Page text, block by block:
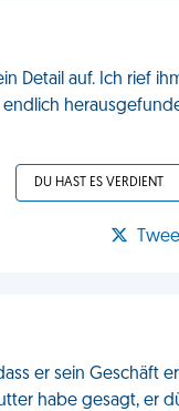
Detail auf. Ich rief
DU HAST ES VERDIENT
er sein Geschäft
habe gesagt, er